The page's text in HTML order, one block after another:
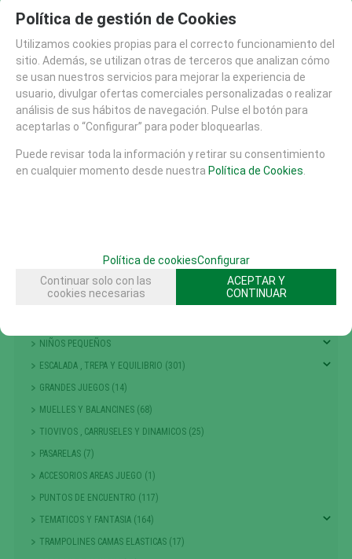
SOLICITAR MÁS INFO RECOMENDAR
CATÁLOGO
TIROLINAS (27)
CASITAS MESAS Y BANCOS (48)
COLUMPIOS (56)
NIÑOS PEQUEÑOS
ESCALADA , TREPA Y EQUILIBRIO (301)
GRANDES JUEGOS (14)
MUELLES Y BALANCINES (68)
TIOVIVOS , CARRUSELES Y DINAMICOS (25)
PASARELAS (7)
ACCESORIOS AREAS JUEGO (1)
PUNTOS DE ENCUENTRO (117)
TEMATICOS Y FANTASIA (164)
TRAMPOLINES CAMAS ELASTICAS (17)
Política de gestión de Cookies
Utilizamos cookies propias para el correcto funcionamiento del
sitio. Además, se utilizan otras de terceros que analizan cómo
se usan nuestros servicios para mejorar la experiencia de
usuario, divulgar ofertas comerciales personalizadas o realizar
análisis de sus hábitos de navegación. Pulse el botón para
aceptarlas o “Configurar” para poder bloquearlas.
Puede revisar toda la información y retirar su consentimiento
en cualquier momento desde nuestra Política de Cookies
Política de cookiesConfigurar
Continuar solo con las
cookies necesarias
ACEPTAR Y
CONTINUAR